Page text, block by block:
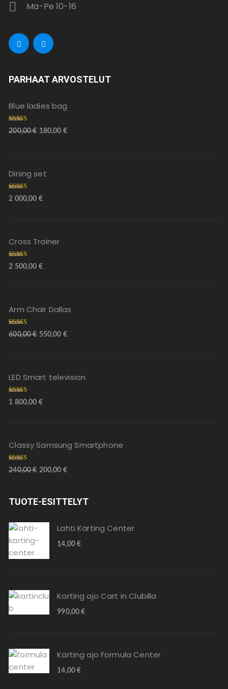
Ma-Pe 10-16
PARHAAT ARVOSTELUT
Blue ladies bag
Arvostelu
tuotteesta:
200,00€ 180,00 €
Dining set
Arvostelu
tuotteesta:
2 000,00 €
Cross Trainer
Arvostelu
tuotteesta:
2 500,00 €
Arm Chair Dallas
Arvostelu
tuotteesta:
600,00€ 550,00 €
LED Smart television
Arvostelu
tuotteesta:
1 800,00 €
Classy Samsung Smartphone
Arvostelu
tuotteesta
240,00€ 200,00 €
TUOTE-ESITTELYT
Lahti Karting Center
14,00€
Karting ajo Cart in Clubilla
990,00€
Karting ajo Formula Center
14,00€